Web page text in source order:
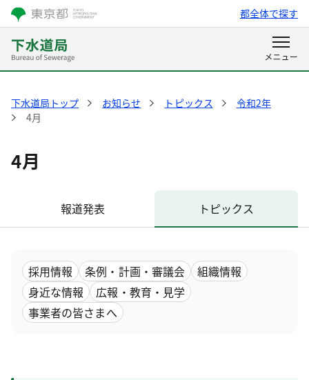
都全体で探す
下水道局トップ お知らせ トピックス
令和2年
4月
4月
報道発表 トピックス
採用情報 条例・計画・審議会
組織情報
身近な情報
広報・教育・見学
事業者の皆さまへ